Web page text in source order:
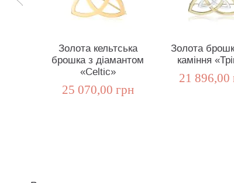
Золота кельтська
брошка з діамантом
«Celtic»
25 070,00 грн
Золота
каміння
21 896,00